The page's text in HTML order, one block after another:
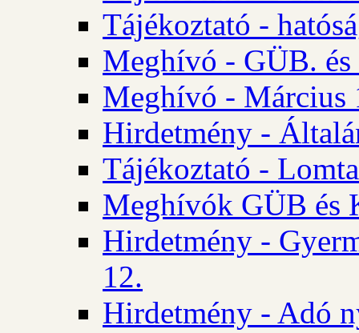
Tájékoztató -
Meghívó - GÜB.
Meghívó - Március
Hirdetmény -
Tájékoztató -
Meghívók GÜB és
Hirdetmény -
12.
Hirdetmény - Adó